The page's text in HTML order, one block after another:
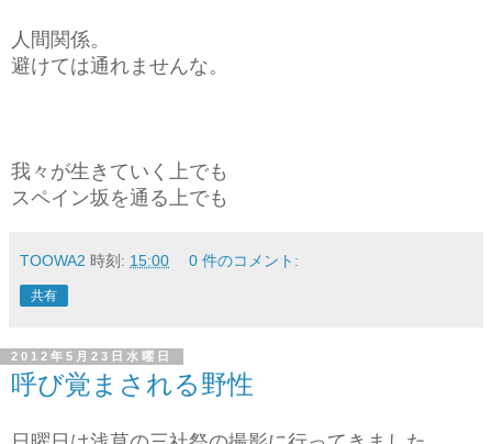
人間関係。
避けては通れませんな。
我々が生きていく上でも
スペイン坂を通る上でも
TOOWA2 時刻: 15:00 0 件のコメント:
共有
2012年5月23日水曜日
呼び覚まされる野性